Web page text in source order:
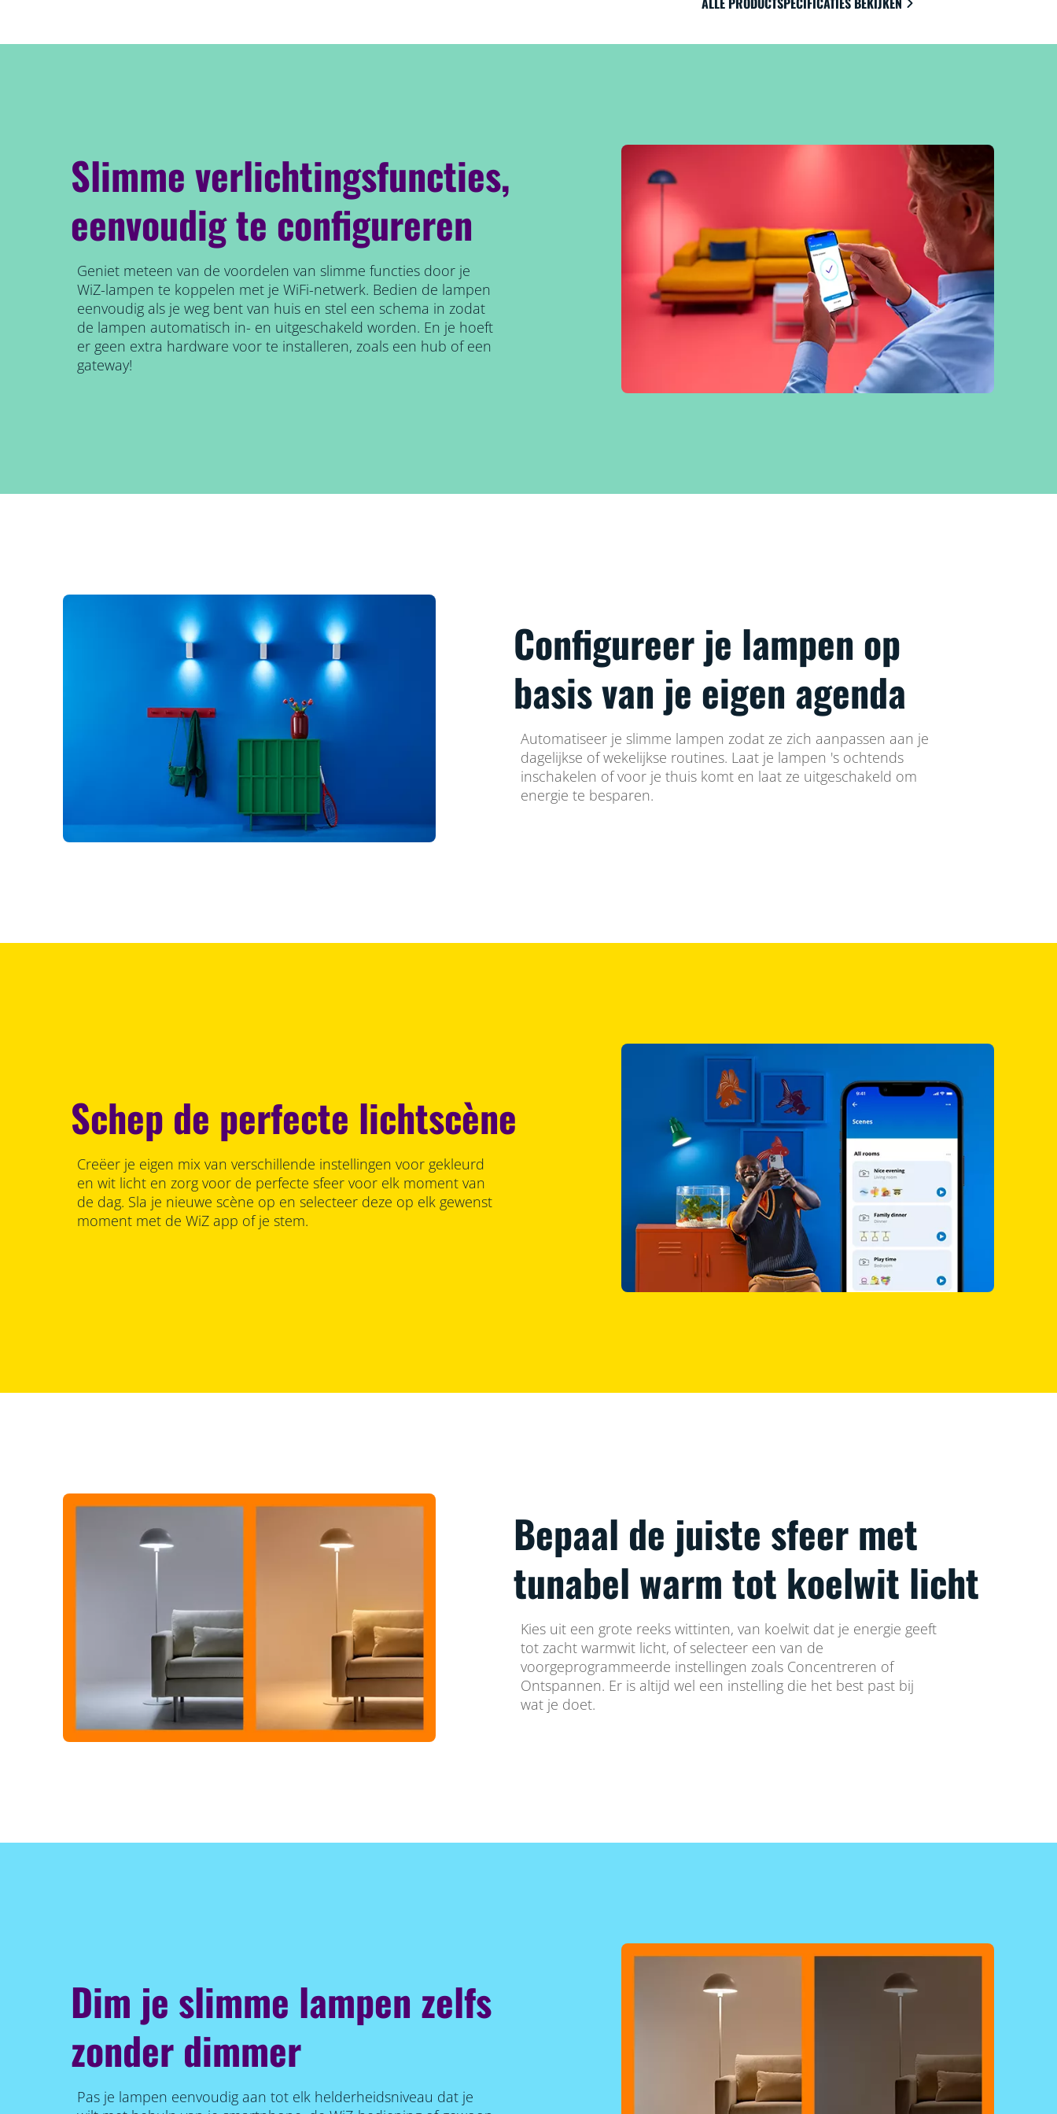
Slimme verlichtingsfuncties,
eenvoudig te configureren
Geniet meteen van de voordelen van slimme functies door je
WiZ-lampen te koppelen met je WiFi-netwerk. Bedien de lampen
eenvoudig als je weg bent van huis en stel een schema in zodat
de lampen automatisch in- en uitgeschakeld worden. En je hoeft
er geen extra hardware voor te installeren, zoals een hub of een
gateway!
Configureer je lampen op
basis van je eigen agenda
Automatiseer je slimme lampen zodat ze zich aanpassen aan je
dagelijkse of wekelijkse routines. Laat je lampen 's ochtends
inschakelen of voor je thuis komt en laat ze uitgeschakeld om
energie te besparen.
Schep de perfecte lichtscène
Creëer je eigen mix van verschillende instellingen voor gekleurd
en wit licht en zorg voor de perfecte sfeer voor elk moment van
de dag. Sla je nieuwe scène op en selecteer deze op elk gewenst
moment met de WiZ app of je stem.
Bepaal de juiste sfeer met
tunabel warm tot koelwit licht
Kies uit een grote reeks wittinten, van koelwit dat je energie geeft
tot zacht warmwit licht, of selecteer een van de
voorgeprogrammeerde instellingen zoals Concentreren of
Ontspannen. Er is altijd wel een instelling die het best past bij
wat je doet.
Dim je slimme lampen zelfs
zonder dimmer
Pas je lampen eenvoudig aan tot elk helderheidsniveau dat je